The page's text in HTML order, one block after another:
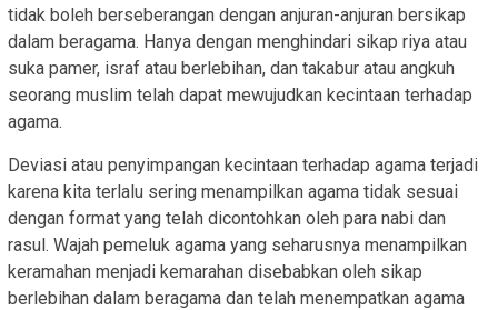
tidak boleh berseberangan dengan anjuran-anjuran bersikap
dalam beragama. Hanya dengan menghindari sikap riya atau
suka pamer, israf atau berlebihan, dan takabur atau angkuh
seorang muslim telah dapat mewujudkan kecintaan terhadap
agama.
Deviasi atau penyimpangan kecintaan terhadap agama terjadi
karena kita terlalu sering menampilkan agama tidak sesuai
dengan format yang telah dicontohkan oleh para nabi dan
rasul. Wajah pemeluk agama yang seharusnya menampilkan
keramahan menjadi kemarahan disebabkan oleh sikap
berlebihan dalam beragama dan telah menempatkan agama